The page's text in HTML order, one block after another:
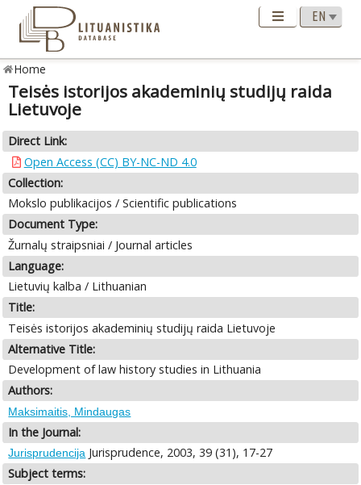
Home
Teisės istorijos akademinių studijų raida
Lietuvoje
Direct Link:
Open Access (CC) BY-NC-ND 4.0
Collection:
Mokslo publikacijos / Scientific publications
Document Type:
Žurnalų straipsniai / Journal articles
Language:
Lietuvių kalba / Lithuanian
Title:
Teisės istorijos akademinių studijų raida Lietuvoje
Alternative Title:
Development of law history studies in Lithuania
Authors:
Maksimaitis, Mindaugas
In the Journal:
Jurisprudencija Jurisprudence, 2003, 39 (31), 17-27
Subject terms: